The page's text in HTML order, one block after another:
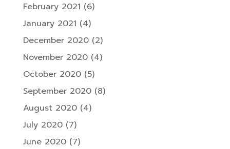
February 2021 (6)
January 2021 (4)
December 2020(2)
November 2020(4)
October 2020(5)
September 2020(8)
August 2020(4)
July 2020(7)
June 2020(7)